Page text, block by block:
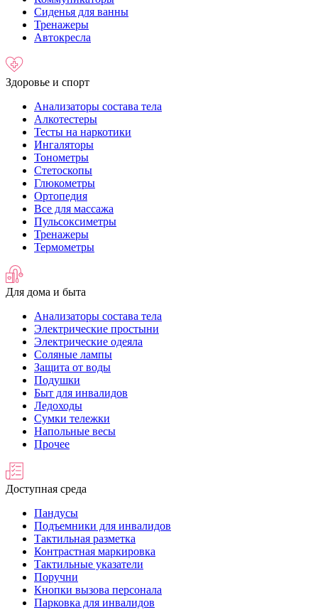
Сиденья для ванны
Тренажеры
Автокресла
Здоровье и спорт
Анализаторы состава тела
Алкотестеры
Тесты на наркотики
Ингаляторы
Тонометры
Стетоскопы
Глюкометры
Ортопедия
Все для массажа
Пульсоксиметры
Тренажеры
Термометры
Для дома и быта
Анализаторы состава тела
Электрические простыни
Электрические одеяла
Соляные лампы
Защита от воды
Подушки
Быт для инвалидов
Ледоходы
Сумки тележки
Напольные весы
Прочее
Доступная среда
Пандусы
Подъемники для инвалидов
Тактильная разметка
Контрастная маркировка
Тактильные указатели
Поручни
Кнопки вызова персонала
Парковка для инвалидов